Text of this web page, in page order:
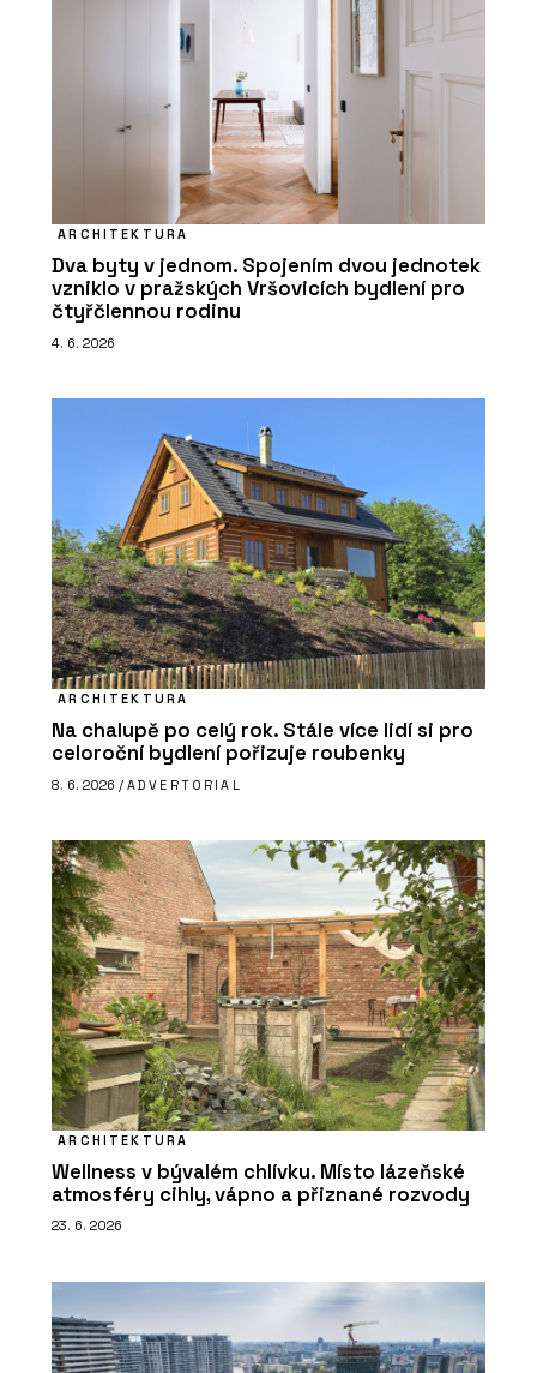
ARCHITEKTURA
Dva byty v jednom. Spojením dvou jednotek
vzniklo v pražských Vršovicích bydlení pro
čtyřčlennou rodinu
4. 6. 2026
ARCHITEKTURA
Na chalupě po celý rok. Stále více lidí si pro
celoroční bydlení pořizuje roubenky
8. 6. 2026 / ADVERTORIAL
ARCHITEKTURA
Wellness v bývalém chlívku. Místo lázeňské
atmosféry cihly, vápno a přiznané rozvody
23. 6. 2026